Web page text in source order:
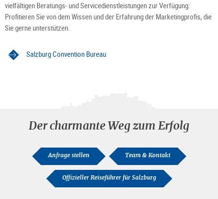
vielfältigen Beratungs- und Servicedienstleistungen zur Verfügung:
Profitieren Sie von dem Wissen und der Erfahrung der Marketingprofis, die
Sie gerne unterstützen.
Salzburg Convention Bureau
Der charmante Weg zum Erfolg
Anfrage stellen Team & Kontakt
Offizieller Reiseführer für Salzburg